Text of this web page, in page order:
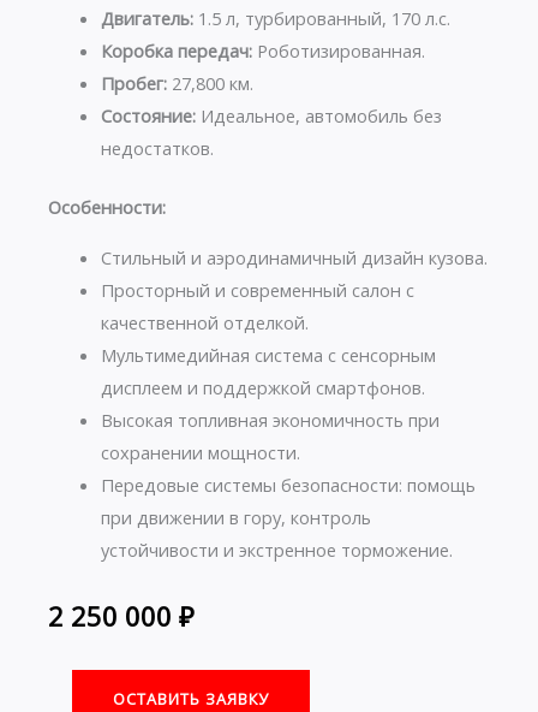
Двигатель:1.5 л, турбированный, 170 л.с.
Коробка передач:Роботизированная.
Пробег:27,800 км.
Состояние:Идеальное, автомобиль без
недостатков.
Особенности:
Стильный и аэродинамичный дизайн кузова.
Просторный и современный салон с
качественной отделкой.
Мультимедийная система с сенсорным
дисплеем и поддержкой смартфонов.
Высокая топливная экономичность при
сохранении мощности.
Передовые системы безопасности: помощь
при движении в гору, контроль
устойчивости и экстренное торможение.
2 250 000 ₽
ОСТАВИТЬ ЗАЯВКУ